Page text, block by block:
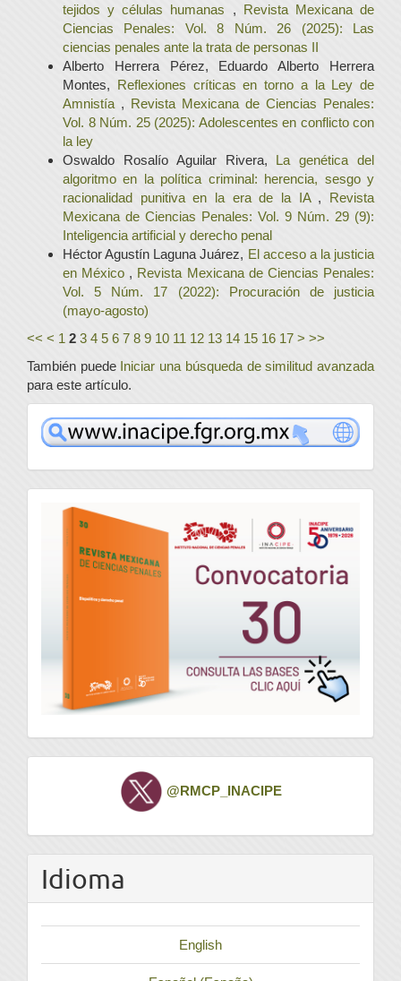
tejidos y células humanas ,
Revista Mexicana de
Ciencias Penales: Vol. 8 Núm. 26 (2025): Las
ciencias penales ante la trata de personas II
Alberto Herrera Pérez, Eduardo Alberto Herrera
Montes,
Reflexiones críticas en torno a la Ley de
Amnistía , Revista Mexicana de Ciencias Penales:
Vol. 8 Núm. 25 (2025): Adolescentes en conflicto con
la ley
Oswaldo Rosalío Aguilar Rivera, La genética del
algoritmo en la política criminal: herencia, sesgo y
racionalidad punitiva en la era de la IA ,
Revista
Mexicana de Ciencias Penales: Vol. 9 Núm. 29 (9):
Inteligencia artificial y derecho penal
Héctor Agustín Laguna Juárez, El acceso a la justicia
en México , Revista Mexicana de Ciencias Penales:
Vol. 5 Núm. 17 (2022): Procuración de justicia
(mayo-agosto)
<< < 1 2 3 4 5 6 7 8 9 10 11 12 13 14 15 16 17 > >>
También puede Iniciar una búsqueda de similitud avanzada
para este artículo.
www
convocatoria
Twitter @RMCP_INACIPE
Idioma
English